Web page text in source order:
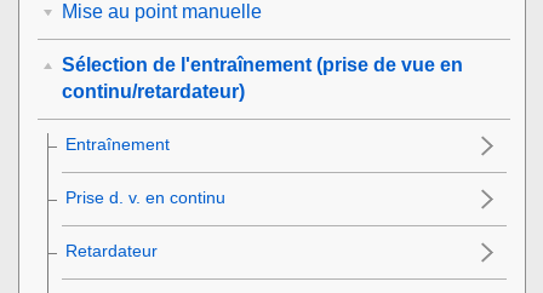
Mise au point manuelle
Sélection de l'entraînement (prise de vue en
continu/retardateur)
Entraînement
Prise d. v. en continu
Retardateur